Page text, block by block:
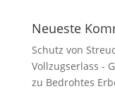
Neueste
Schutz von
Vollzugserlass -
zu Bedrohtes